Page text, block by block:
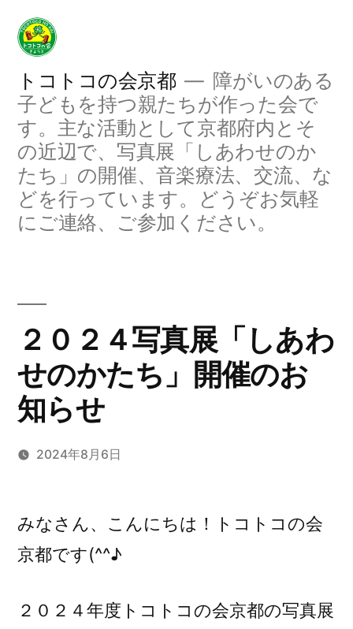
トコトコの会京都
障がいのある
子どもを持つ親たちが作った会で
す。主な活動として京都府内とそ
の近辺で、写真展「しあわせのか
たち」の開催、音楽療法、交流、な
どを行っています。どうぞお気軽
にご連絡、ご参加ください。
２０２４写真展「しあわ
せのかたち」開催のお
知らせ
2024年8月6日
みなさん、こんにちは！トコトコの会
京都です(^^♪
２０２４年度トコトコの会京都の写真展